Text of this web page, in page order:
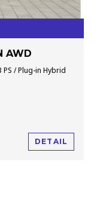
AWD
PS / Plug-in Hybrid
DETAIL